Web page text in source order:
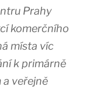
Prahy
komerčního
místa víc
k primárně
a veřejně